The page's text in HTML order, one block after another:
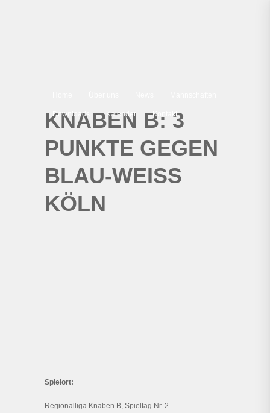
Downloads Kalender Kontakt
KNABEN B: 3
PUNKTE GEGEN
BLAU-WEISS
KÖLN
Spielort:
Regionalliga Knaben B, Spieltag Nr. 2